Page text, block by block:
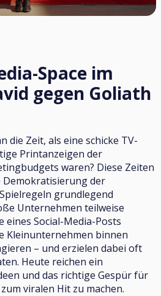
Space im
gegen Goliath
die Zeit, als eine schicke TV-
Printanzeigen der
waren? Diese Zeiten
Demokratisierung der
grundlegend
Unternehmen teilweise
eines Social-Media-Posts
Kleinunternehmen binnen
– und erzielen dabei oft
Heute reichen ein
und das richtige Gespür für
viralen Hit zu machen.